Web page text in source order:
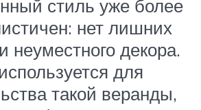
стиль уже более
нет лишних
неуместного декора.
для
такой веранды,